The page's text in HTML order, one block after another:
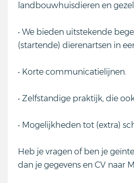
landbouwhuisdieren en
• We bieden uitstekende
(startende) dierenartsen in
• Korte communicatielijnen.
• Zelfstandige praktijk, die
• Mogelijkheden tot (extra)
Heb je vragen of ben je
dan je gegevens en CV naar